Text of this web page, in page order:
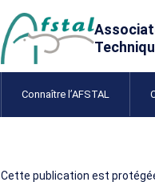
Connaître l’AFSTAL
Cette publication est